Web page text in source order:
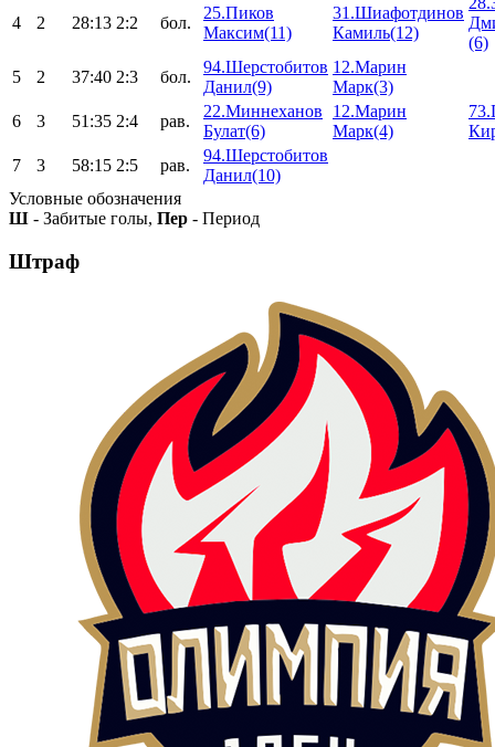
4 2 28:13 2:2 бол.
25.Пиков
Максим(11)
31.Шиафотдинов
Камиль(12)
(6)
5
2 37:40 2:3 бол.
94.Шерстобитов
Данил(9)
12.Марин
Марк(3)
6
3 51:35 2:4 рав.
22.Миннеханов
Булат(6)
12.Марин
Марк(4)
7
3 58:15 2:5 рав.
94.Шерстобитов
Данил(10)
Условные обозначения
Ш - Забитые голы, Пер - Период
Штраф